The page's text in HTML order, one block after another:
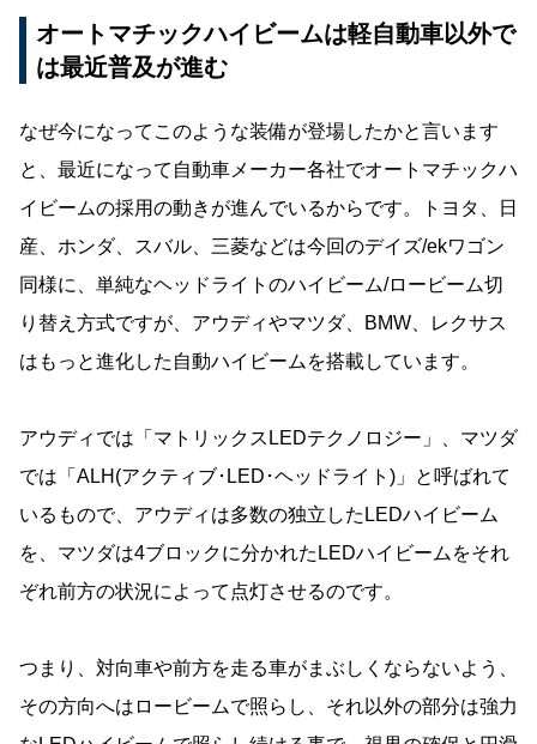
オートマチックハイビームは軽自動車以外で
は最近普及が進む
なぜ今になってこのような装備が登場したかと言います
と、最近になって自動車メーカー各社でオートマチックハ
イビームの採用の動きが進んでいるからです。トヨタ、日
産、ホンダ、スバル、三菱などは今回のデイズ/ekワゴン
同様に、単純なヘッドライトのハイビーム/ロービーム切
り替え方式ですが、アウディやマツダ、BMW、レクサス
はもっと進化した自動ハイビームを搭載しています。
アウディでは「マトリックスLEDテクノロジー」、マツダ
では「ALH(アクティブ･LED･ヘッドライト)」と呼ばれて
いるもので、アウディは多数の独立したLEDハイビーム
を、マツダは4ブロックに分かれたLEDハイビームをそれ
ぞれ前方の状況によって点灯させるのです。
つまり、対向車や前方を走る車がまぶしくならないよう、
その方向へはロービームで照らし、それ以外の部分は強力